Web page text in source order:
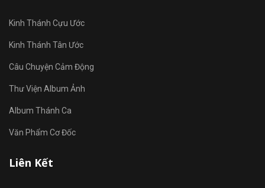
Kinh Thánh Cựu Ước
Kinh Thánh Tân Ước
Câu Chuyện Cảm Động
Thư Viện Album Ảnh
Album Thánh Ca
Văn Phẩm Cơ Đốc
Liên Kết